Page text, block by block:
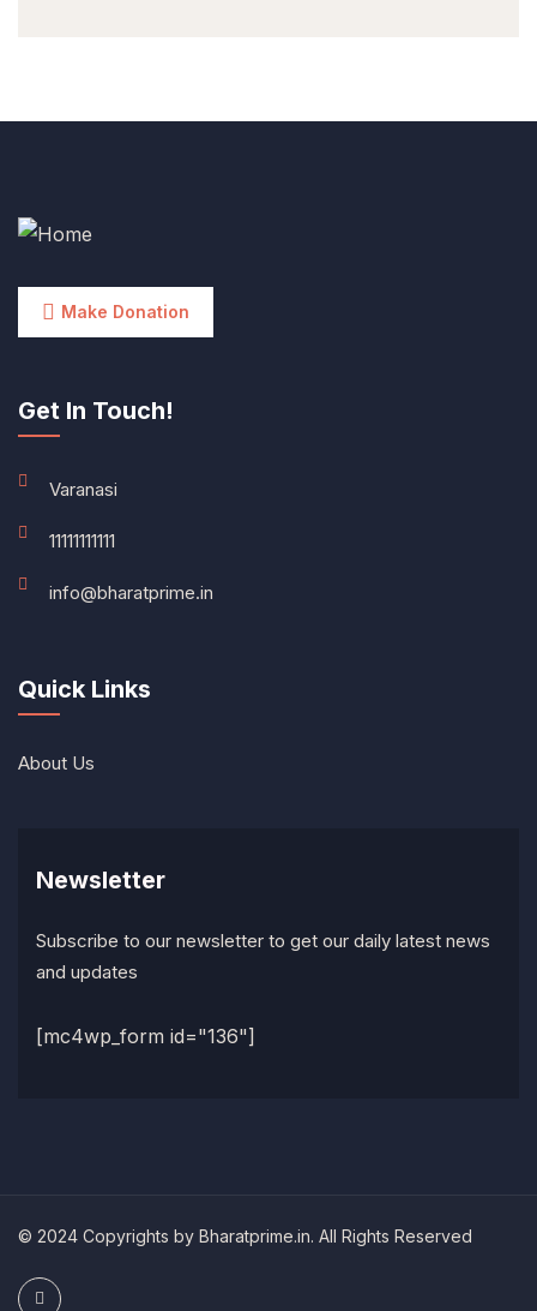
Make Donation
Get In Touch!
Varanasi
11111111111
info@bharatprime.in
Quick Links
About Us
Newsletter
Subscribe to our newsletter to get our daily latest news
and updates
[mc4wp_form id="136"]
© 2024 Copyrights by Bharatprime.in. All Rights Reserved